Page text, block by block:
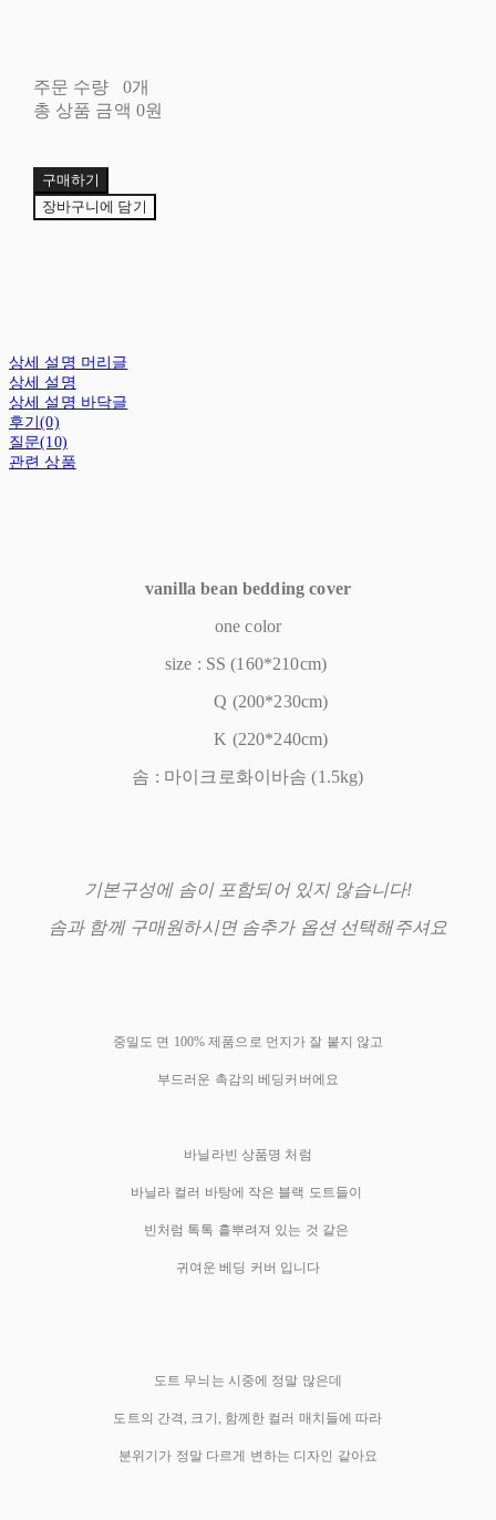
주문 수량
0개
총 상품 금액 0원
구매하기
장바구니에 담기
상세 설명 머리글
상세 설명
상세 설명 바닥글
후기(0)
질문(10)
관련 상품
vanilla bean bedding cover
one color
size : SS (160*210cm)
Q (200*230cm)
K (220*240cm)
솜 : 마이크로화이바솜 (1.5kg)
기본구성에 솜이 포함되어 있지 않습니다!
솜과 함께 구매원하시면 솜추가 옵션 선택해주셔요
중밀도 면 100% 제품으로 먼지가 잘 붙지 않고
부드러운 촉감의 베딩커버에요
바닐라빈 상품명 처럼
바닐라 컬러 바탕에 작은 블랙 도트들이
빈처럼 톡톡 흩뿌려져 있는 것 같은
귀여운 베딩 커버 입니다
도트 무늬는 시중에 정말 많은데
도트의 간격, 크기, 함께한 컬러 매치들에 따라
분위기가 정말 다르게 변하는 디자인 같아요